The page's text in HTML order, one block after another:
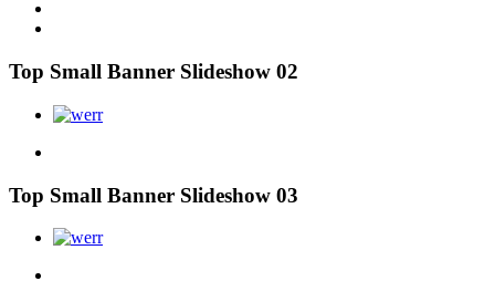
Top Small Banner Slideshow 02
Top Small Banner Slideshow 03